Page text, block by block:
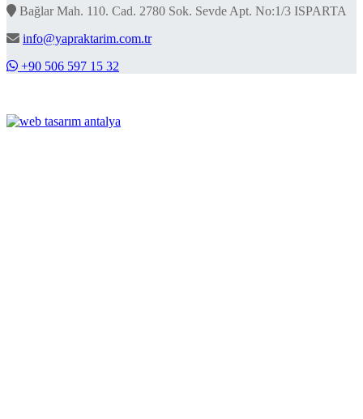
Bağlar Mah. 110. Cad. 2780 Sok. Sevde Apt. No:1/3 ISPARTA
info@yapraktarim.com.tr
+90 506 597 15 32